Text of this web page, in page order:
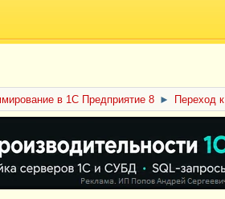
в 1С Предприятие 8 ► Переход